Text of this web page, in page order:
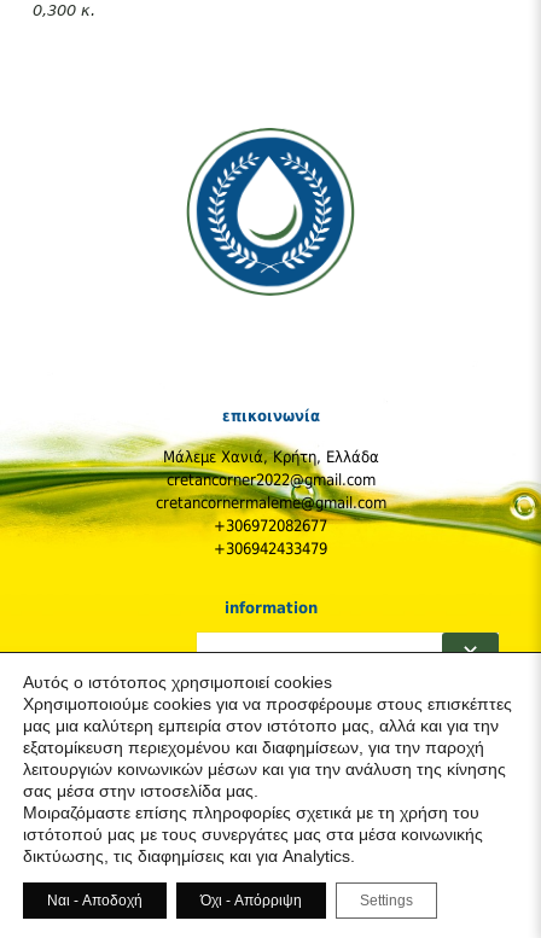
0,300 κ.
επικοινωνία
Μάλεμε Χανιά, Κρήτη, Ελλάδα
cretancorner2022@gmail.com
cretancornermaleme@gmail.com
+306972082677
+306942433479
information
Η Εταιρεία
Πολιτική Απορρήτου & Cookies (GDPR)
Παραγγελίες και Αποστολές
Κόστος Αποστολών
Πολιτική Επιστροφών
Προστασία & Ασφάλεια του Καταναλωτή
ακολουθήστε μας
✕
Αυτός ο ιστότοπος χρησιμοποιεί cookies
Χρησιμοποιούμε cookies για να προσφέρουμε στους επισκέπτες
μας μια καλύτερη εμπειρία στον ιστότοπο μας, αλλά και για την
εξατομίκευση περιεχομένου και διαφημίσεων, για την παροχή
λειτουργιών κοινωνικών μέσων και για την ανάλυση της κίνησης
σας μέσα στην ιστοσελίδα μας.
Μοιραζόμαστε επίσης πληροφορίες σχετικά με τη χρήση του
ιστότοπού μας με τους συνεργάτες μας στα μέσα κοινωνικής
δικτύωσης, τις διαφημίσεις και για Analytics.
Ναι - Αποδοχή Όχι - Απόρριψη Settings